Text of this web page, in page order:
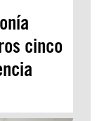
cinco